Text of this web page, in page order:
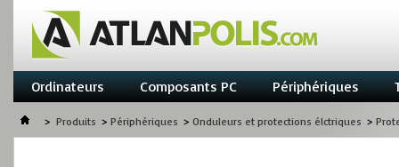
Ordinateurs Composants PC Périphériques
> Produits > Périphériques > Onduleurs et protections élctriques >